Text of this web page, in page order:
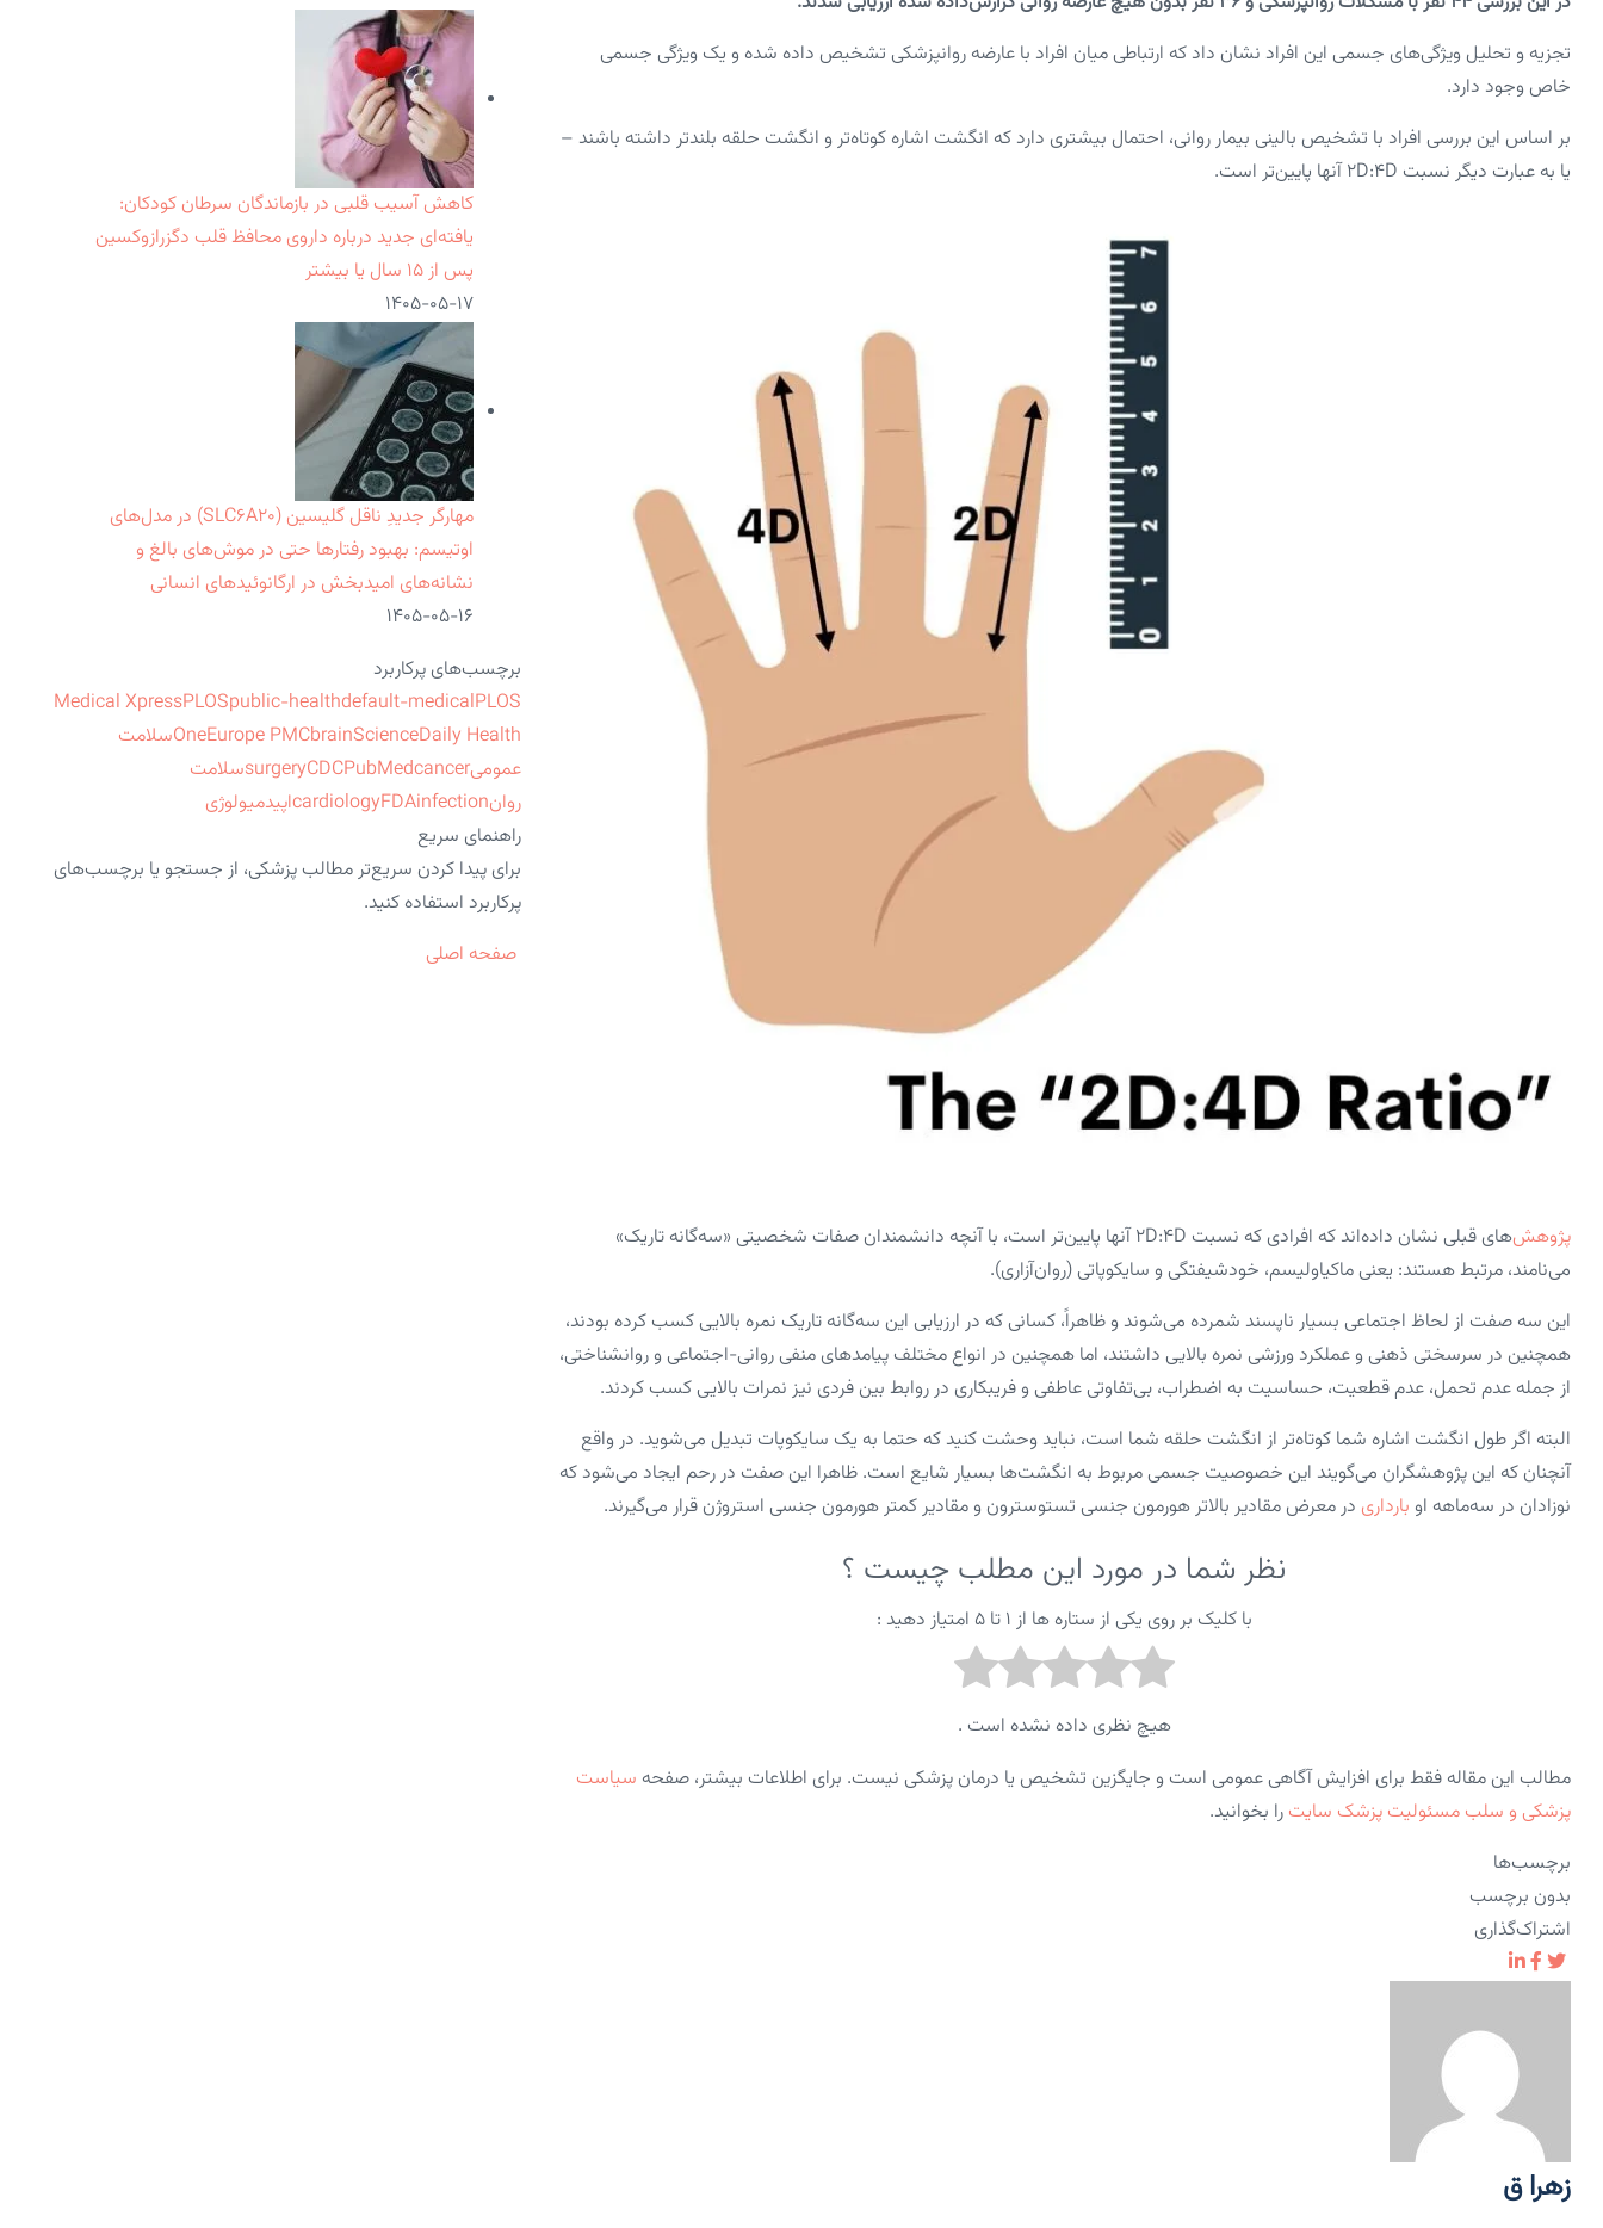
تجزیه و تحلیل ویژگی‌های جسمی این افراد نشان داد که ارتباطی میان افراد با عارضه روانپزشکی تشخیص‌ داده شده و یک ویژگی جسمی
خاص وجود دارد.
بر اساس این بررسی افراد با تشخیص بالینی بیمار روانی، احتمال بیشتری دارد که انگشت اشاره کوتاه‌تر و انگشت حلقه بلندتر داشته باشند –
یا به عبارت دیگر نسبت 2D:4D آنها پایین‌تر است.
پژوهش
‌های قبلی نشان داده‌اند که افرادی که نسبت 2D:4D آنها پایین‌تر است، با آنچه دانشمندان صفات شخصیتی «سه‌گانه تاریک»
می‌نامند، مرتبط هستند: یعنی ماکیاولیسم، خودشیفتگی و سایکوپاتی (روان‌آزاری).
این سه صفت از لحاظ اجتماعی بسیار ناپسند شمرده می‌شوند و ظاهراً، کسانی که در ارزیابی این سه‌گانه تاریک نمره بالایی کسب کرده بودند،
همچنین در سرسختی ذهنی و عملکرد ورزشی نمره بالایی داشتند، اما همچنین در انواع مختلف پیامدهای منفی روانی-اجتماعی و روانشناختی،
از جمله عدم تحمل، عدم قطعیت، حساسیت به اضطراب، بی‌تفاوتی عاطفی و فریبکاری در روابط بین فردی نیز نمرات بالایی کسب کردند.
البته اگر طول انگشت اشاره شما کوتاه‌تر از انگشت حلقه شما است، نباید وحشت کنید که حتما به یک سایکوپات تبدیل می‌شوید. در واقع
آنچنان که این پژوهشگران می‌گویند این خصوصیت جسمی مربوط به انگشت‌ها بسیار شایع است. ظاهرا این صفت در رحم ایجاد می‌شود که
نوزادان در سه‌ماهه‌ او بارداری در معرض مقادیر بالاتر هورمون جنسی تستوسترون و مقادیر کمتر هورمون جنسی استروژن قرار می‌گیرند.
نظر شما در مورد این مطلب چیست ؟
با کلیک بر روی یکی از ستاره ها از ۱ تا ۵ امتیاز دهید :
هیچ نظری داده نشده است .
مطالب این مقاله فقط برای افزایش آگاهی عمومی است و جایگزین تشخیص یا درمان پزشکی نیست. برای اطلاعات بیشتر، صفحه سیاست
پزشکی و سلب مسئولیت پزشک سایت را بخوانید.
برچسب‌ها
بدون برچسب
اشتراک‌گذاری
زهرا ق
کاهش آسیب قلبی در بازماندگان سرطان کودکان:
یافته‌ای جدید درباره داروی محافظ قلب دگزرازوکسین
پس از ۱۵ سال یا بیشتر
۱۴۰۵-۰۵-۱۷
مهارگر جدیدِ ناقل گلیسین (SLC۶A۲۰) در مدل‌های
اوتیسم: بهبود رفتارها حتی در موش‌های بالغ و
نشانه‌های امیدبخش در ارگانوئیدهای انسانی
۱۴۰۵-۰۵-۱۶
برچسب‌های پرکاربرد
Medical XpressPLOSpublic-healthdefault-medicalPLOS
OneEurope PMCbrainScienceDaily Health
سلامت
عمومی
surgeryCDCPubMedcancer
سلامت
روان
cardiologyFDAinfection
اپیدمیولوژی
راهنمای سریع
برای پیدا کردن سریع‌تر مطالب پزشکی، از جستجو یا برچسب‌های
پرکاربرد استفاده کنید.
صفحه اصلی